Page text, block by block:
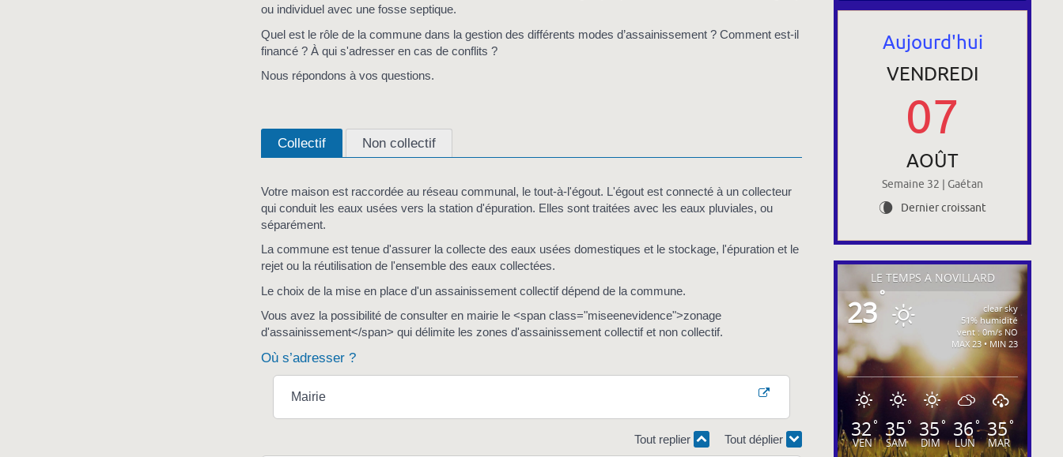
ou individuel avec une fosse septique.
Quel est le rôle de la commune dans la gestion des différents modes d’assainissement ? Comment est-il
financé ? À qui s'adresser en cas de conflits ?
Nous répondons à vos questions.
Collectif Non collectif
Votre maison est raccordée au réseau communal, le tout-à-l'égout. L'égout est connecté à un collecteur
qui conduit les eaux usées vers la station d'épuration. Elles sont traitées avec les eaux pluviales, ou
séparément.
La commune est tenue d'assurer la collecte des eaux usées domestiques et le stockage, l'épuration et le
rejet ou la réutilisation de l'ensemble des eaux collectées.
Le choix de la mise en place d'un assainissement collectif dépend de la commune.
Vous avez la possibilité de consulter en mairie le <span class="miseenevidence">zonage
d'assainissement</span> qui délimite les zones d'assainissement collectif et non collectif.
Où s’adresser ?
Mairie
Tout replier Tout déplier
Aujourd'hui
VENDREDI
07
AOÛT
Semaine 32 | Gaétan
V Dernier croissant
LE TEMPS À NOVILLARD
23°
clear sky
51% humidité
vent : 0m/s NO
MAX 23 • MIN 23
32°
VEN
35°
SAM
35°
DIM
36°
LUN
35°
MAR